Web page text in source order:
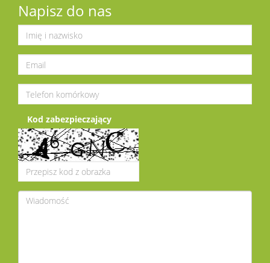
Napisz do nas
Kod zabezpieczający